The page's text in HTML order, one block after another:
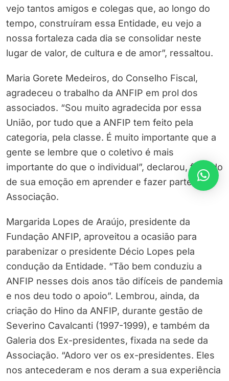
vejo tantos amigos e colegas que, ao longo do
tempo, construíram essa Entidade, eu vejo a
nossa fortaleza cada dia se consolidar neste
lugar de valor, de cultura e de amor”, ressaltou.
Maria Gorete Medeiros, do Conselho Fiscal,
agradeceu o trabalho da ANFIP em prol dos
associados. “Sou muito agradecida por essa
União, por tudo que a ANFIP tem feito pela
categoria, pela classe. É muito importante que a
gente se lembre que o coletivo é mais
importante do que o individual”, declarou, falando
de sua emoção em aprender e fazer parte da
Associação.
Margarida Lopes de Araújo, presidente da
Fundação ANFIP, aproveitou a ocasião para
parabenizar o presidente Décio Lopes pela
condução da Entidade. “Tão bem conduziu a
ANFIP nesses dois anos tão difíceis de pandemia
e nos deu todo o apoio”. Lembrou, ainda, da
criação do Hino da ANFIP, durante gestão de
Severino Cavalcanti (1997-1999), e também da
Galeria dos Ex-presidentes, fixada na sede da
Associação. “Adoro ver os ex-presidentes. Eles
nos antecederam e nos deram a sua experiência